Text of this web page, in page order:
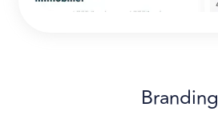
Branding